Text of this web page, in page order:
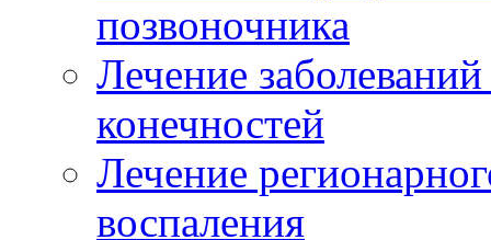
позвоночника
Лечение
конечностей
Лечение
воспаления